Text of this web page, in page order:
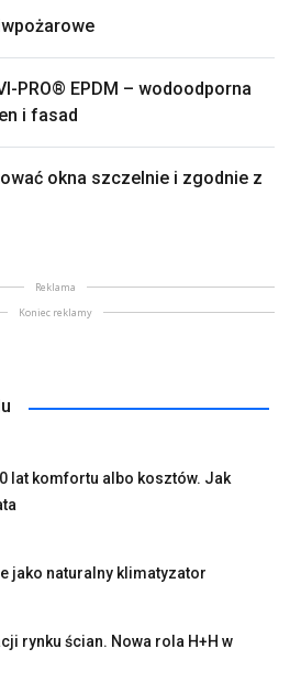
PRO® EPDM – wodoodporna
i fasad
okna szczelnie i zgodnie z
Reklama
Koniec reklamy
lat komfortu albo kosztów. Jak
jako naturalny klimatyzator
rynku ścian. Nowa rola H+H w